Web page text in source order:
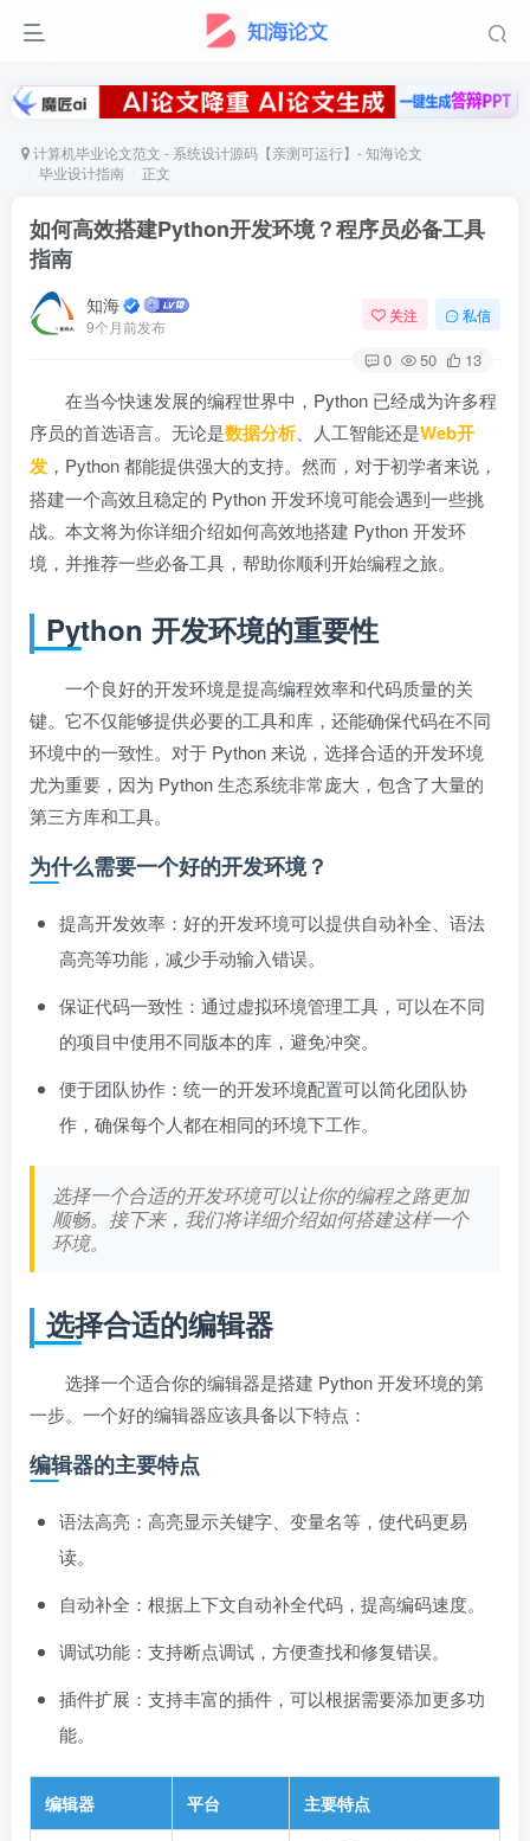
计算机毕业论文范文 - 系统设计源码【亲测可运行】- 知海论文
毕业设计指南
正文
如何高效搭建Python开发环境？程序员必备工具
指南
知海
9个月前发布
关注 私信
0 50 13
在当今快速发展的编程世界中，Python 已经成为许多程
序员的首选语言。无论是数据分析、人工智能还是Web开
发 ，Python 都能提供强大的支持。然而，对于初学者来说，
搭建一个高效且稳定的 Python 开发环境可能会遇到一些挑
战。本文将为你详细介绍如何高效地搭建 Python 开发环
境，并推荐一些必备工具，帮助你顺利开始编程之旅。
Python 开发环境的重要性
一个良好的开发环境是提高编程效率和代码质量的关
键。它不仅能够提供必要的工具和库，还能确保代码在不同
环境中的一致性。对于 Python 来说，选择合适的开发环境
尤为重要，因为 Python 生态系统非常庞大，包含了大量的
第三方库和工具。
为什么需要一个好的开发环境？
提高开发效率：好的开发环境可以提供自动补全、语法
高亮等功能，减少手动输入错误。
保证代码一致性：通过虚拟环境管理工具，可以在不同
的项目中使用不同版本的库，避免冲突。
便于团队协作：统一的开发环境配置可以简化团队协
作，确保每个人都在相同的环境下工作。
选择一个合适的开发环境可以让你的编程之路更加
顺畅。接下来，我们将详细介绍如何搭建这样一个
环境。
选择合适的编辑器
选择一个适合你的编辑器是搭建 Python 开发环境的第
一步。一个好的编辑器应该具备以下特点：
编辑器的主要特点
语法高亮：高亮显示关键字、变量名等，使代码更易
读。
自动补全：根据上下文自动补全代码，提高编码速度。
调试功能：支持断点调试，方便查找和修复错误。
插件扩展：支持丰富的插件，可以根据需要添加更多功
能。
编辑器 平台 主要特点